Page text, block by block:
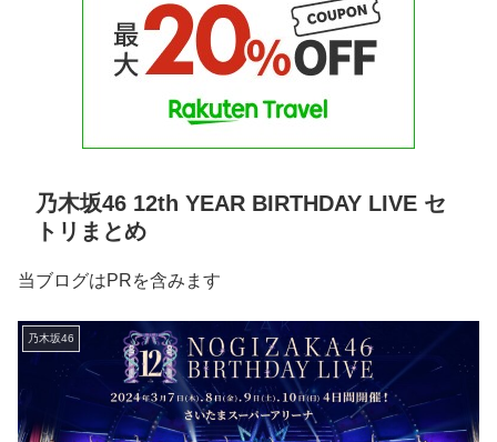
乃木坂46 12th YEAR BIRTHDAY LIVE セ
トリまとめ
当ブログはPRを含みます
乃木坂46